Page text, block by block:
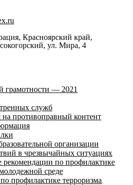
Красноярский край,
ул. Мира, 4
грамотности — 2021
служб
на противоправный контент
организации
в чрезвычайных ситуациях
рекомендации по профилактике
среде
профилактике терроризма